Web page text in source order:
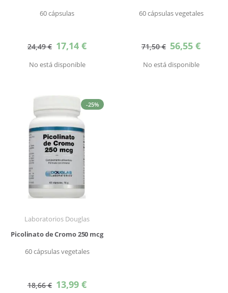
60 cápsulas
24,49 € Precio
especial
17,14 €
No está disponible
60 cápsulas vegetales
71,50 € Precio
especial
56,55 €
No está disponible
-25%
Laboratorios Douglas
Picolinato de Cromo 250 mcg
60 cápsulas vegetales
18,66 € Precio
especial
13,99 €